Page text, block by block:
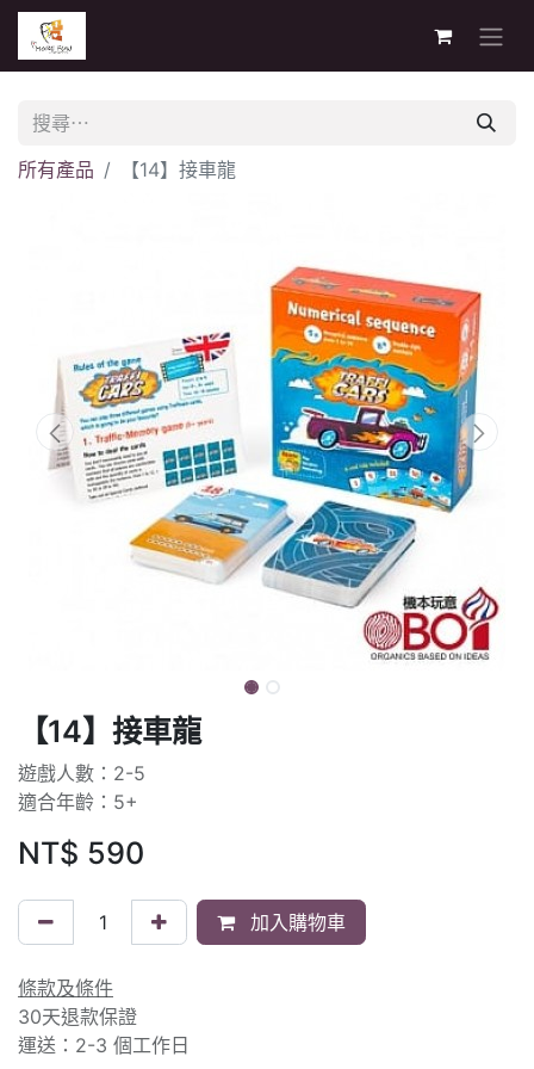
所有產品 【14】接車龍
【14】接車龍
遊戲人數：2-5
適合年齡：5+
NT$ 590
加入購物車
條款及條件
30天退款保證
運送：2-3 個工作日